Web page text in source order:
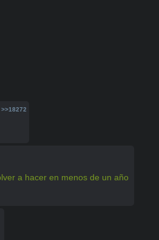
>>18272
a hacer en menos de un año